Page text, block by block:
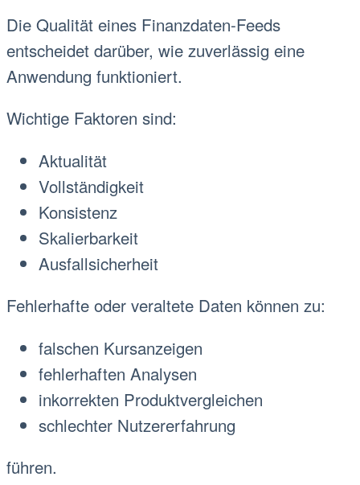
Die Qualität eines Finanzdaten-Feeds
entscheidet darüber, wie zuverlässig eine
Anwendung funktioniert.
Wichtige Faktoren sind:
Aktualität
Vollständigkeit
Konsistenz
Skalierbarkeit
Ausfallsicherheit
Fehlerhafte oder veraltete Daten können zu:
falschen Kursanzeigen
fehlerhaften Analysen
inkorrekten Produktvergleichen
schlechter Nutzererfahrung
führen.